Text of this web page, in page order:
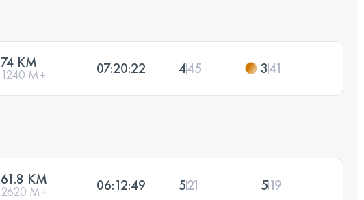
74 KM
1240 M+ 07:20:22 445 341
61.8 KM
2620 M+ 06:12:49 521 519